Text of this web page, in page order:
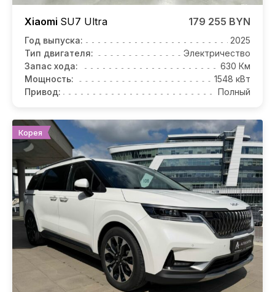
Xiaomi SU7 Ultra 179 255 BYN
Год выпуска:
2025
Тип двигателя:
Электричество
Запас хода:
630 Км
Мощность:
1548 кВт
Привод:
Полный
Корея